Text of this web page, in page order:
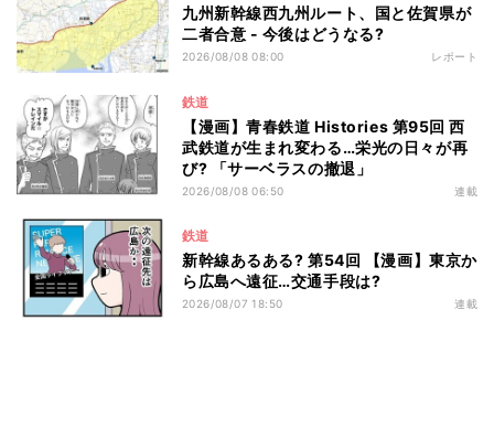
九州新幹線西九州ルート、国と佐賀県が
二者合意 - 今後はどうなる?
2026/08/08 08:00 レポート
鉄道
【漫画】青春鉄道 Histories 第95回 西
武鉄道が生まれ変わる…栄光の日々が再
び? 「サーベラスの撤退」
2026/08/08 06:50 連載
鉄道
新幹線あるある? 第54回 【漫画】東京か
ら広島へ遠征…交通手段は?
2026/08/07 18:50 連載